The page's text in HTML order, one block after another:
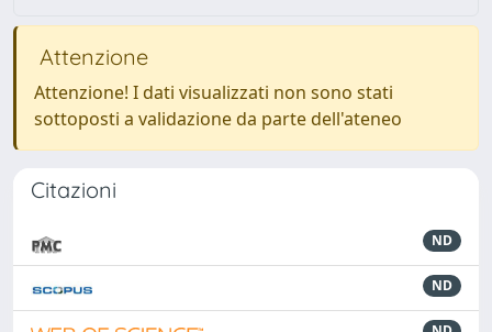
Attenzione
Attenzione! I dati visualizzati non sono stati
sottoposti a validazione da parte dell'ateneo
Citazioni
ND
ND